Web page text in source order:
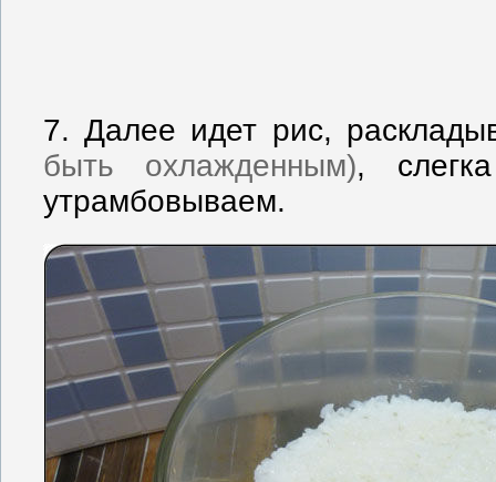
7. Далее идет рис,
быть охлажденным),
утрамбовываем.